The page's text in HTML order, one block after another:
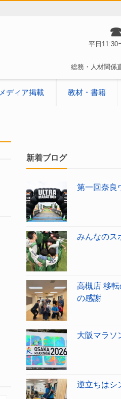
平日11:30
総務・人材関係
メディア掲載 教材・書籍
新着ブログ
第一回奈良
みんなのス
高槻店 移
の感謝
大阪マラ
逆立ちはシ